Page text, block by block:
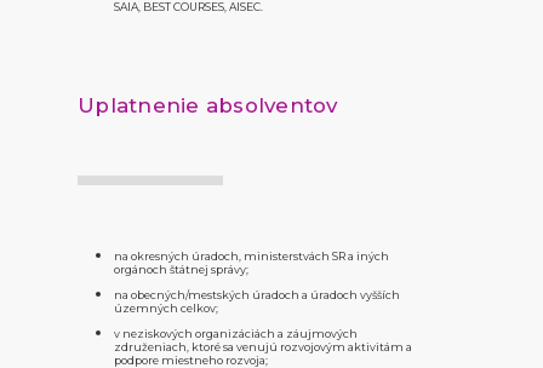
SAIA, BEST COURSES, AISEC.
Uplatnenie absolventov
na okresných úradoch, ministerstvách SR a iných
orgánoch štátnej správy;
na obecných/mestských úradoch a úradoch vyšších
územných celkov;
v neziskových organizáciách a záujmových
združeniach, ktoré sa venujú rozvojovým aktivitám a
podpore miestneho rozvoja;